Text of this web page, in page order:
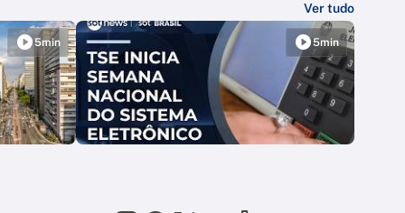
Ver tudo
5min 5min